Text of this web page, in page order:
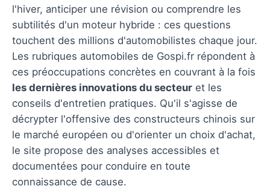
l'hiver, anticiper une révision ou comprendre les
subtilités d'un moteur hybride : ces questions
touchent des millions d'automobilistes chaque jour.
Les rubriques automobiles de Gospi.fr répondent à
ces préoccupations concrètes en couvrant à la fois
les dernières innovations du secteur et les
conseils d'entretien pratiques. Qu'il s'agisse de
décrypter l'offensive des constructeurs chinois sur
le marché européen ou d'orienter un choix d'achat,
le site propose des analyses accessibles et
documentées pour conduire en toute
connaissance de cause.